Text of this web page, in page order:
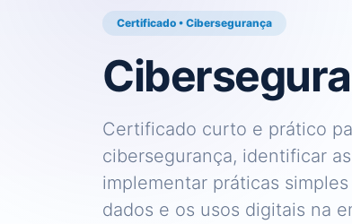
Certificado • Cibersegurança
Certificado curto e prático
cibersegurança, identificar
implementar práticas
dados e os usos digitais na